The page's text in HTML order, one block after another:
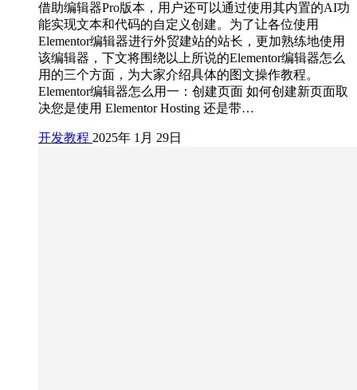
借助编辑器Pro版本，用户还可以通过使用其内置的AI功
能实现文本和代码的自定义创建。为了让各位使用
Elementor编辑器进行外贸建站的站长，更加熟练地使用
该编辑器，下文将围绕以上所说的Elementor编辑器怎么
用的三个方面，为大家介绍具体的图文操作教程。
Elementor编辑器怎么用一：创建页面 如何创建新页面取
决您是使用 Elementor Hosting 还是带…
开发教程 2025年 1月 29日